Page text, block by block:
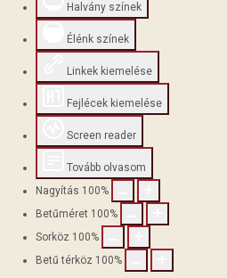
Halvány színek
Élénk színek
Linkek kiemelése
Fejlécek kiemelése
Screen reader
Tovább olvasom
Nagyítás 100%
Betűméret 100%
Sorköz 100%
Betű térköz 100%